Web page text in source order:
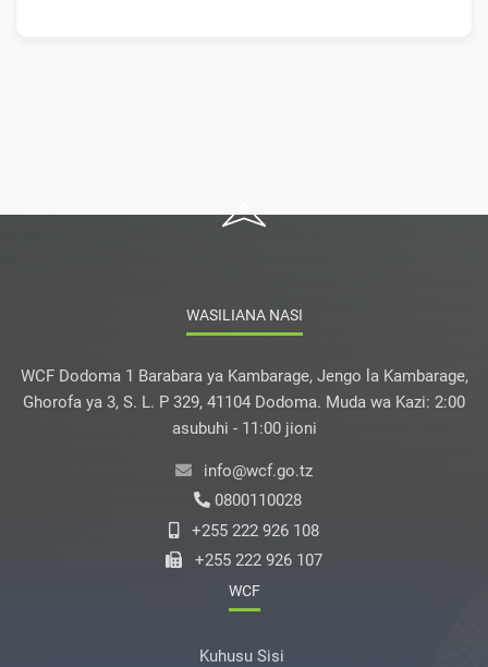
WASILIANA NASI
WCF Dodoma 1 Barabara ya Kambarage, Jengo la Kambarage,
Ghorofa ya 3, S. L. P 329, 41104 Dodoma. Muda wa Kazi: 2:00
asubuhi - 11:00 jioni
info@wcf.go.tz
0800110028
+255 222 926 108
+255 222 926 107
WCF
Kuhusu Sisi